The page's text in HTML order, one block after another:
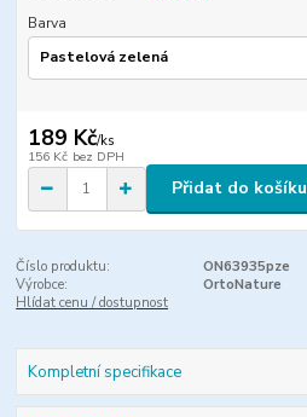
Barva
189 Kč/ks
156 Kč bez DPH
Přidat do košíku
Číslo produktu:
ON63935pze
Výrobce:
OrtoNature
Hlídat cenu / dostupnost
Kompletní specifikace